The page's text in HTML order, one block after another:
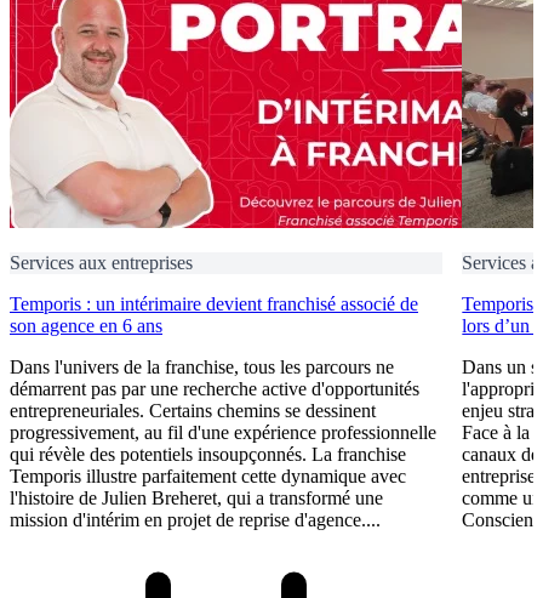
Services aux entreprises
Temporis : un intérimaire devient franchisé associé de
son agence en 6 ans
Dans l'univers de la franchise, tous les parcours ne
démarrent pas par une recherche active d'opportunités
entrepreneuriales. Certains chemins se dessinent
progressivement, au fil d'une expérience professionnelle
qui révèle des potentiels insoupçonnés. La franchise
Temporis illustre parfaitement cette dynamique avec
l'histoire de Julien Breheret, qui a transformé une
mission d'intérim en projet de reprise d'agence....
Services
Temporis
lors d’un
Dans un
enjeu
Face à la
canaux
comme
Conscient